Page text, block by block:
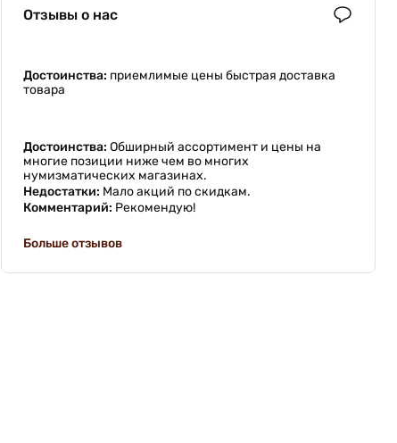
Отзывы о нас
Достоинства: приемлимые цены быстрая доставка
товара
Достоинства: Обширный ассортимент и цены на
многие позиции ниже чем во многих
нумизматических магазинах.
Недостатки: Мало акций по скидкам.
Комментарий: Рекомендую!
Больше отзывов